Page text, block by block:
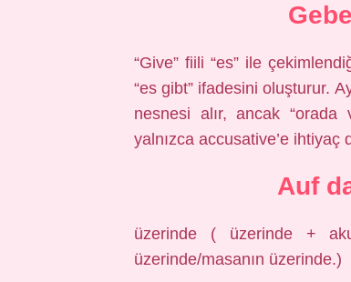
“Give” fiili “es” ile
“es gibt” ifadesini oluşturur.
nesnesi alır, ancak “orada
yalnızca accusative’e ihtiyaç
Auf
üzerinde ( üzerinde +
üzerinde/masanın üzerinde.)